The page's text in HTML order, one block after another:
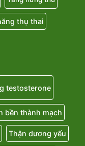
thụ thai
testosterone
bền thành mạch
Thận dương yếu